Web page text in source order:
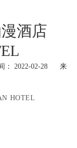
酒店
： 2022-02-28 来
HOTEL